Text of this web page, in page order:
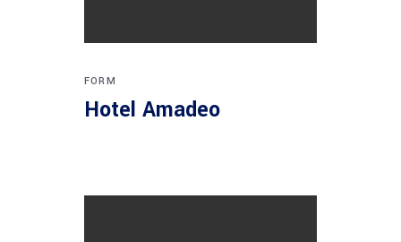
FORM
Hotel Amadeo